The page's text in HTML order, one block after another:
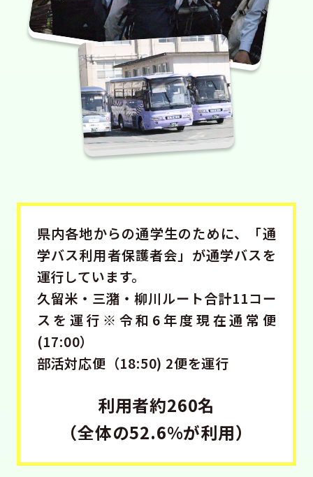
県内各地からの通学生のために、「通
学バス利用者保護者会」が通学バスを
運行しています。
久留米・三潴・柳川ルート合計11コー
スを運行 ※令和6年度現在通常便
(17:00）
部活対応便（18:50) 2便を運行
利用者約260名
（全体の52.6%が利用）